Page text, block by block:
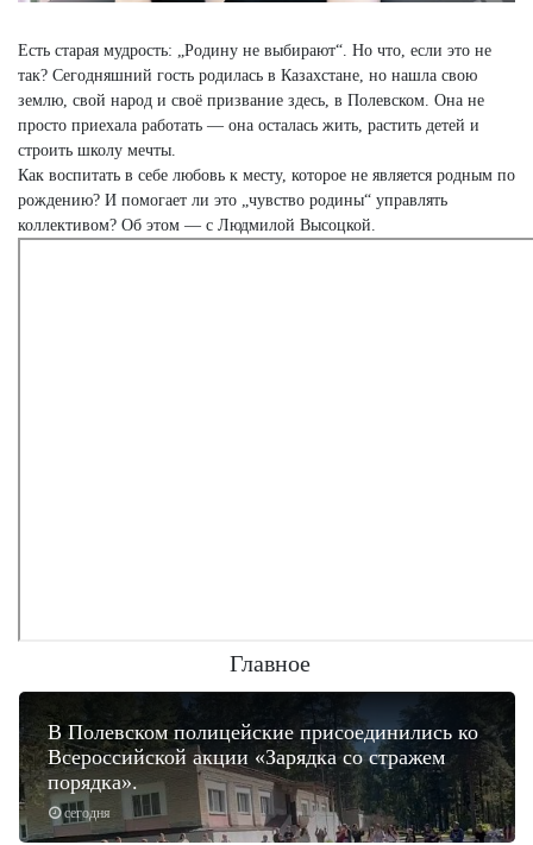
Есть старая мудрость: „Родину не выбирают“. Но что, если это не
так? Сегодняшний гость родилась в Казахстане, но нашла свою
землю, свой народ и своё призвание здесь, в Полевском. Она не
просто приехала работать — она осталась жить, растить детей и
строить школу мечты.
Как воспитать в себе любовь к месту, которое не является родным по
рождению? И помогает ли это „чувство родины“ управлять
коллективом? Об этом — с Людмилой Высоцкой.
Главное
сегодня
В Полевском полицейские присоединились ко
Всероссийской акции «Зарядка со стражем
порядка».